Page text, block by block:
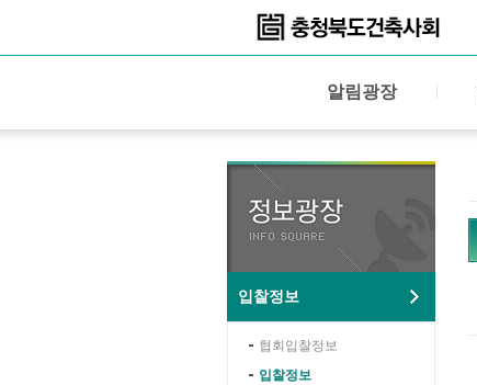
알림광장
입찰정보
협회입찰정보
입찰정보